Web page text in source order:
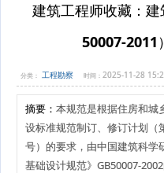
建筑工程师收藏：
50007-2011
分类： 工程勘察 时间： 2025-11-28
摘要： 本规范是根据住房和城
设标准规范制订、修订计划（
号）的要求，由中国建筑科学
基础设计规范》GB50007-